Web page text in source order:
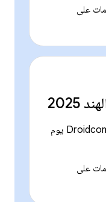
على
على